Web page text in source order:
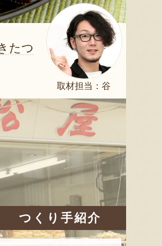
取材担当：谷
たつ
つくり手紹介